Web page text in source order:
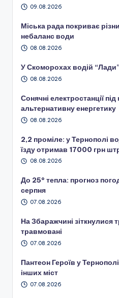
09.08.2026
Міська рада покриває
небаланс води
08.08.2026
У Скоморохах водій
08.08.2026
Сонячні електростанції
альтернативну енергетику
08.08.2026
2,2 проміле: у Тернополі
їзду отримав 17000 грн
08.08.2026
До 25° тепла: прогноз
серпня
07.08.2026
На Збаражчині зіткнулися
травмовані
07.08.2026
Пантеон Героїв у
інших міст
07.08.2026